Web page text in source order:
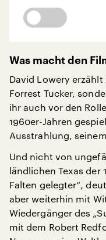
Was macht den
David Lowery
Forrest Tucker,
ihr auch vor den
1960er-Jahren
Ausstrahlung,
Und nicht von
ländlichen Texas der
Falten gelegter“,
aber weiterhin mit
Wiedergänger des
mit dem Robert